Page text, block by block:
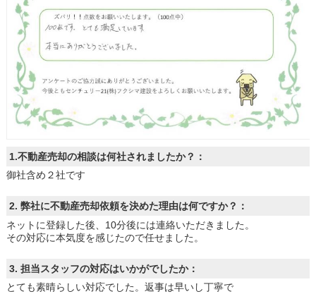
1.不動産売却の相談は何社されましたか？：
御社含め２社です
2. 弊社に不動産売却依頼を決めた理由は何ですか？：
ネットに登録した後、10分後には連絡いただきました。
その対応に本気度を感じたので任せました。
3. 担当スタッフの対応はいかがでしたか：
とても素晴らしい対応でした。返事は早いし丁寧で